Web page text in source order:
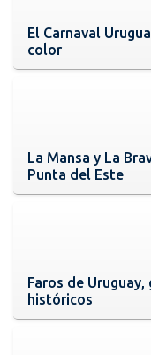
El Carnaval
color
La Mansa y La
Punta del Este
Faros de
históricos